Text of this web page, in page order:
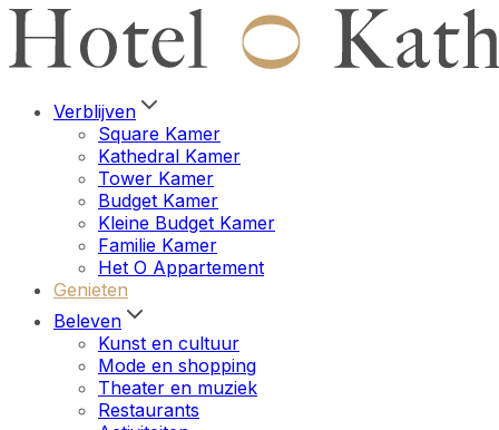
Verblijven
Square Kamer
Kathedral Kamer
Tower Kamer
Budget Kamer
Kleine Budget Kamer
Familie Kamer
Het O Appartement
Genieten
Beleven
Kunst en cultuur
Mode en shopping
Theater en muziek
Restaurants